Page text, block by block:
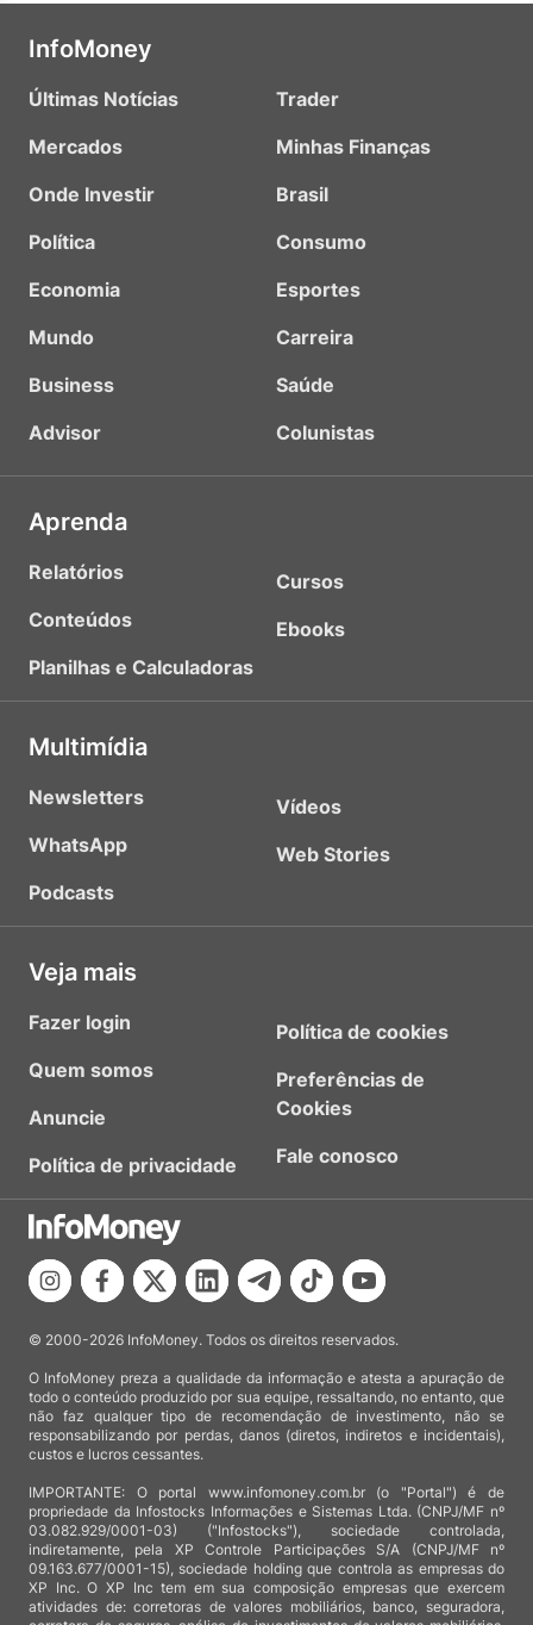
InfoMoney
Últimas Notícias
Mercados
Onde Investir
Política
Economia
Mundo
Business
Advisor
Trader
Minhas Finanças
Brasil
Consumo
Esportes
Carreira
Saúde
Colunistas
Aprenda
Relatórios
Conteúdos
Planilhas e Calculadoras
Cursos
Ebooks
Multimídia
Newsletters
WhatsApp
Podcasts
Vídeos
Web Stories
Veja mais
Fazer login
Quem somos
Anuncie
Política de privacidade
Política de cookies
Preferências de
Cookies
Fale conosco
© 2000-2026 InfoMoney. Todos os direitos reservados.
O InfoMoney preza a qualidade da informação e atesta a apuração de
todo o conteúdo produzido por sua equipe, ressaltando, no entanto, que
não faz qualquer tipo de recomendação de investimento, não se
responsabilizando por perdas, danos (diretos, indiretos e incidentais),
custos e lucros cessantes.
IMPORTANTE: O portal www.infomoney.com.br (o "Portal") é de
propriedade da Infostocks Informações e Sistemas Ltda. (CNPJ/MF nº
03.082.929/0001-03) ("Infostocks"), sociedade controlada,
indiretamente, pela XP Controle Participações S/A (CNPJ/MF nº
09.163.677/0001-15), sociedade holding que controla as empresas do
XP Inc. O XP Inc tem em sua composição empresas que exercem
atividades de: corretoras de valores mobiliários, banco, seguradora,